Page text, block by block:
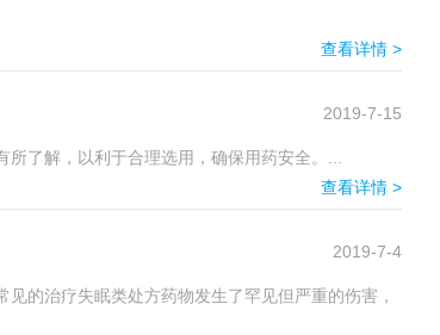
查看详情 >
2019-7-15
了解，以利于合理选用，确保用药安全。...
查看详情 >
2019-7-4
的治疗失眠类处方药物发生了罕见但严重的伤害，